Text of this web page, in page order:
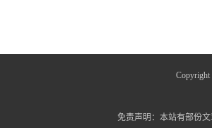
免责声明：本站有部份